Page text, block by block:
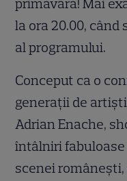
primăvară! Mai
la ora 20.00,
al programului.
Conceput ca o
generaţii de
Adrian Enache,
întâlniri
scenei